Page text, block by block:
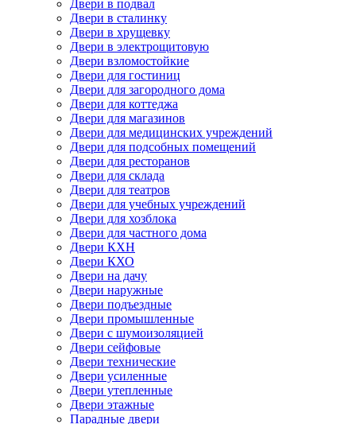
Двери в подвал
Двери в сталинку
Двери в хрущевку
Двери в электрощитовую
Двери взломостойкие
Двери для гостиниц
Двери для загородного дома
Двери для коттеджа
Двери для магазинов
Двери для медицинских учреждений
Двери для подсобных помещений
Двери для ресторанов
Двери для склада
Двери для театров
Двери для учебных учреждений
Двери для хозблока
Двери для частного дома
Двери КХН
Двери КХО
Двери на дачу
Двери наружные
Двери подъездные
Двери промышленные
Двери с шумоизоляцией
Двери сейфовые
Двери технические
Двери усиленные
Двери утепленные
Двери этажные
Парадные двери